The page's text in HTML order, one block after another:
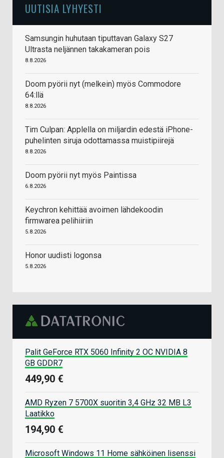
UUTISIA LYHYESTI
Samsungin huhutaan tiputtavan Galaxy S27
Ultrasta neljännen takakameran pois
8.8.2026
Doom pyörii nyt (melkein) myös Commodore
64:llä
8.8.2026
Tim Culpan: Applella on miljardin edestä iPhone-
puhelinten siruja odottamassa muistipiirejä
8.8.2026
Doom pyörii nyt myös Paintissa
6.8.2026
Keychron kehittää avoimen lähdekoodin
firmwarea pelihiiriin
5.8.2026
Honor uudisti logonsa
5.8.2026
Palit GeForce RTX 5060 Infinity 2 OC NVIDIA 8
GB GDDR7
449,90 €
AMD Ryzen 7 5700X suoritin 3,4 GHz 32 MB L3
Laatikko
194,90 €
Microsoft Windows 11 Home sähköinen lisenssi